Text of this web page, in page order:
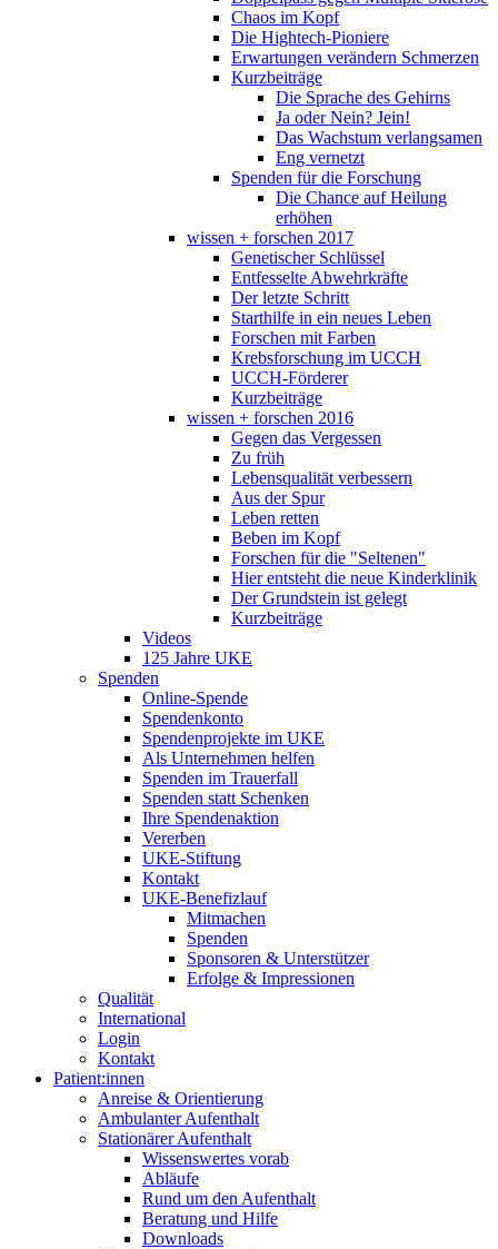
Chaos im Kopf
Die Hightech-Pioniere
Erwartungen verändern Schmerzen
Kurzbeiträge
Die Sprache des Gehirns
Ja oder Nein? Jein!
Das Wachstum verlangsamen
Eng vernetzt
Spenden für die Forschung
Die Chance auf Heilung
erhöhen
wissen + forschen 2017
Genetischer Schlüssel
Entfesselte Abwehrkräfte
Der letzte Schritt
Starthilfe in ein neues Leben
Forschen mit Farben
Krebsforschung im UCCH
UCCH-Förderer
Kurzbeiträge
wissen + forschen 2016
Gegen das Vergessen
Zu früh
Lebensqualität verbessern
Aus der Spur
Leben retten
Beben im Kopf
Forschen für die "Seltenen"
Hier entsteht die neue Kinderklinik
Der Grundstein ist gelegt
Kurzbeiträge
Videos
125 Jahre UKE
Spenden
Online-Spende
Spendenkonto
Spendenprojekte im UKE
Als Unternehmen helfen
Spenden im Trauerfall
Spenden statt Schenken
Ihre Spendenaktion
Vererben
UKE-Stiftung
Kontakt
UKE-Benefizlauf
Mitmachen
Spenden
Sponsoren & Unterstützer
Erfolge & Impressionen
Qualität
International
Login
Kontakt
Patient:innen
Anreise & Orientierung
Ambulanter Aufenthalt
Stationärer Aufenthalt
Wissenswertes vorab
Abläufe
Rund um den Aufenthalt
Beratung und Hilfe
Downloads